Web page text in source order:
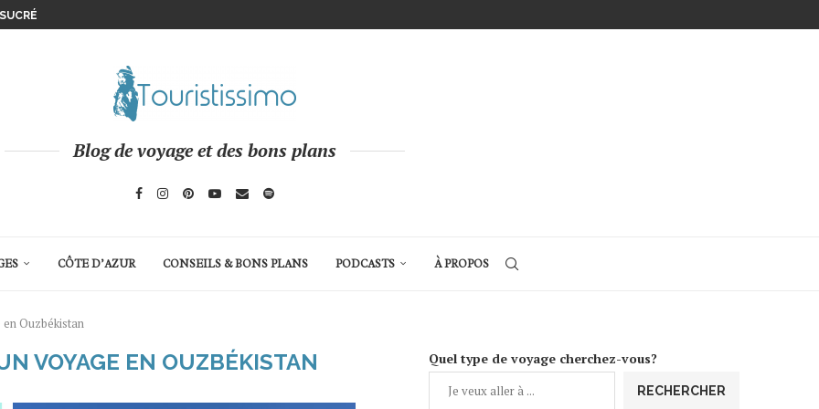
Blog de voyage et des bons plans
CÔTE D’AZUR CONSEILS & BONS PLANS PODCASTS À PROPOS
Ouzbékistan
VOYAGE EN OUZBÉKISTAN Quel type de voyage cherchez-vous?
RECHERCHER